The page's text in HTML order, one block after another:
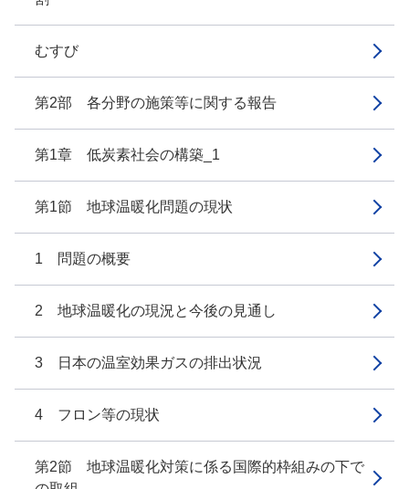
むすび
第2部 各分野の施策等に関する報告
第1章 低炭素社会の構築_1
第1節 地球温暖化問題の現状
1 問題の概要
2 地球温暖化の現況と今後の見通し
3 日本の温室効果ガスの排出状況
4 フロン等の現状
第2節 地球温暖化対策に係る国際的枠組みの下で